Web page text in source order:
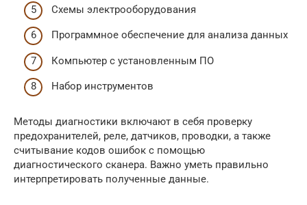
Схемы электрооборудования
Программное обеспечение для анализа данных
Компьютер с установленным ПО
Набор инструментов
Методы диагностики включают в себя проверку
предохранителей, реле, датчиков, проводки, а также
считывание кодов ошибок с помощью
диагностического сканера. Важно уметь правильно
интерпретировать полученные данные.